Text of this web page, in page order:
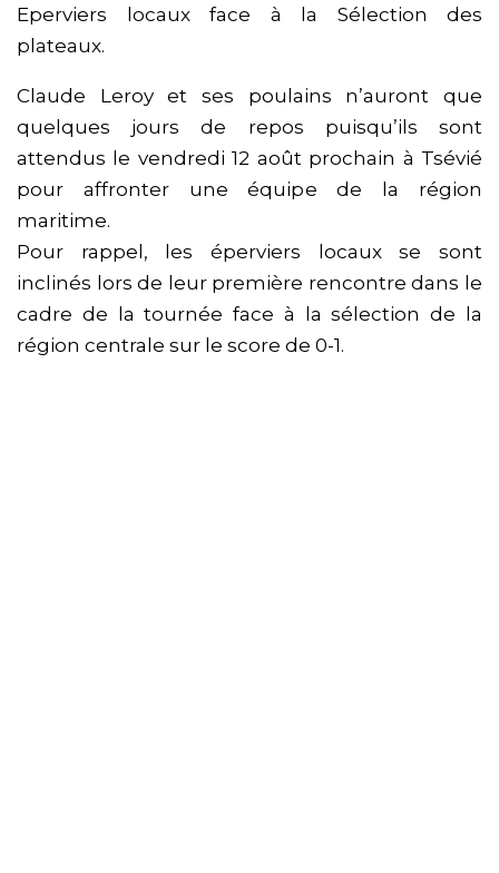
Eperviers locaux face à la Sélection des
plateaux.
Claude Leroy et ses poulains n’auront que
quelques jours de repos puisqu’ils sont
attendus le vendredi 12 août prochain à Tsévié
pour affronter une équipe de la région
maritime.
Pour rappel, les éperviers locaux se sont
inclinés lors de leur première rencontre dans le
cadre de la tournée face à la sélection de la
région centrale sur le score de 0-1.